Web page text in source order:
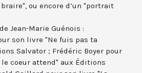
ou encore d’un "portrait
Jean-Marie Guénois :
son livre "Ne fuis pas ta
Salvator ; Frédéric Boyer pour
le coeur attend" aux Éditions